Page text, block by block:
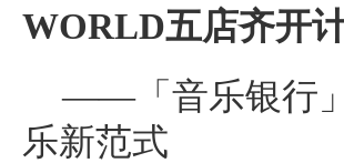
WORLD五店齐开
——「音乐银行
乐新范式